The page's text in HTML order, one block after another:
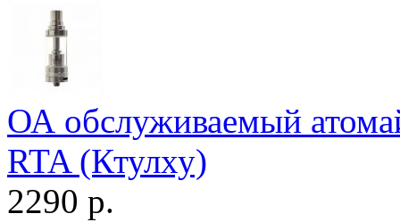
ОА обслуживаемый
RTA (Ктулху)
2290 р.